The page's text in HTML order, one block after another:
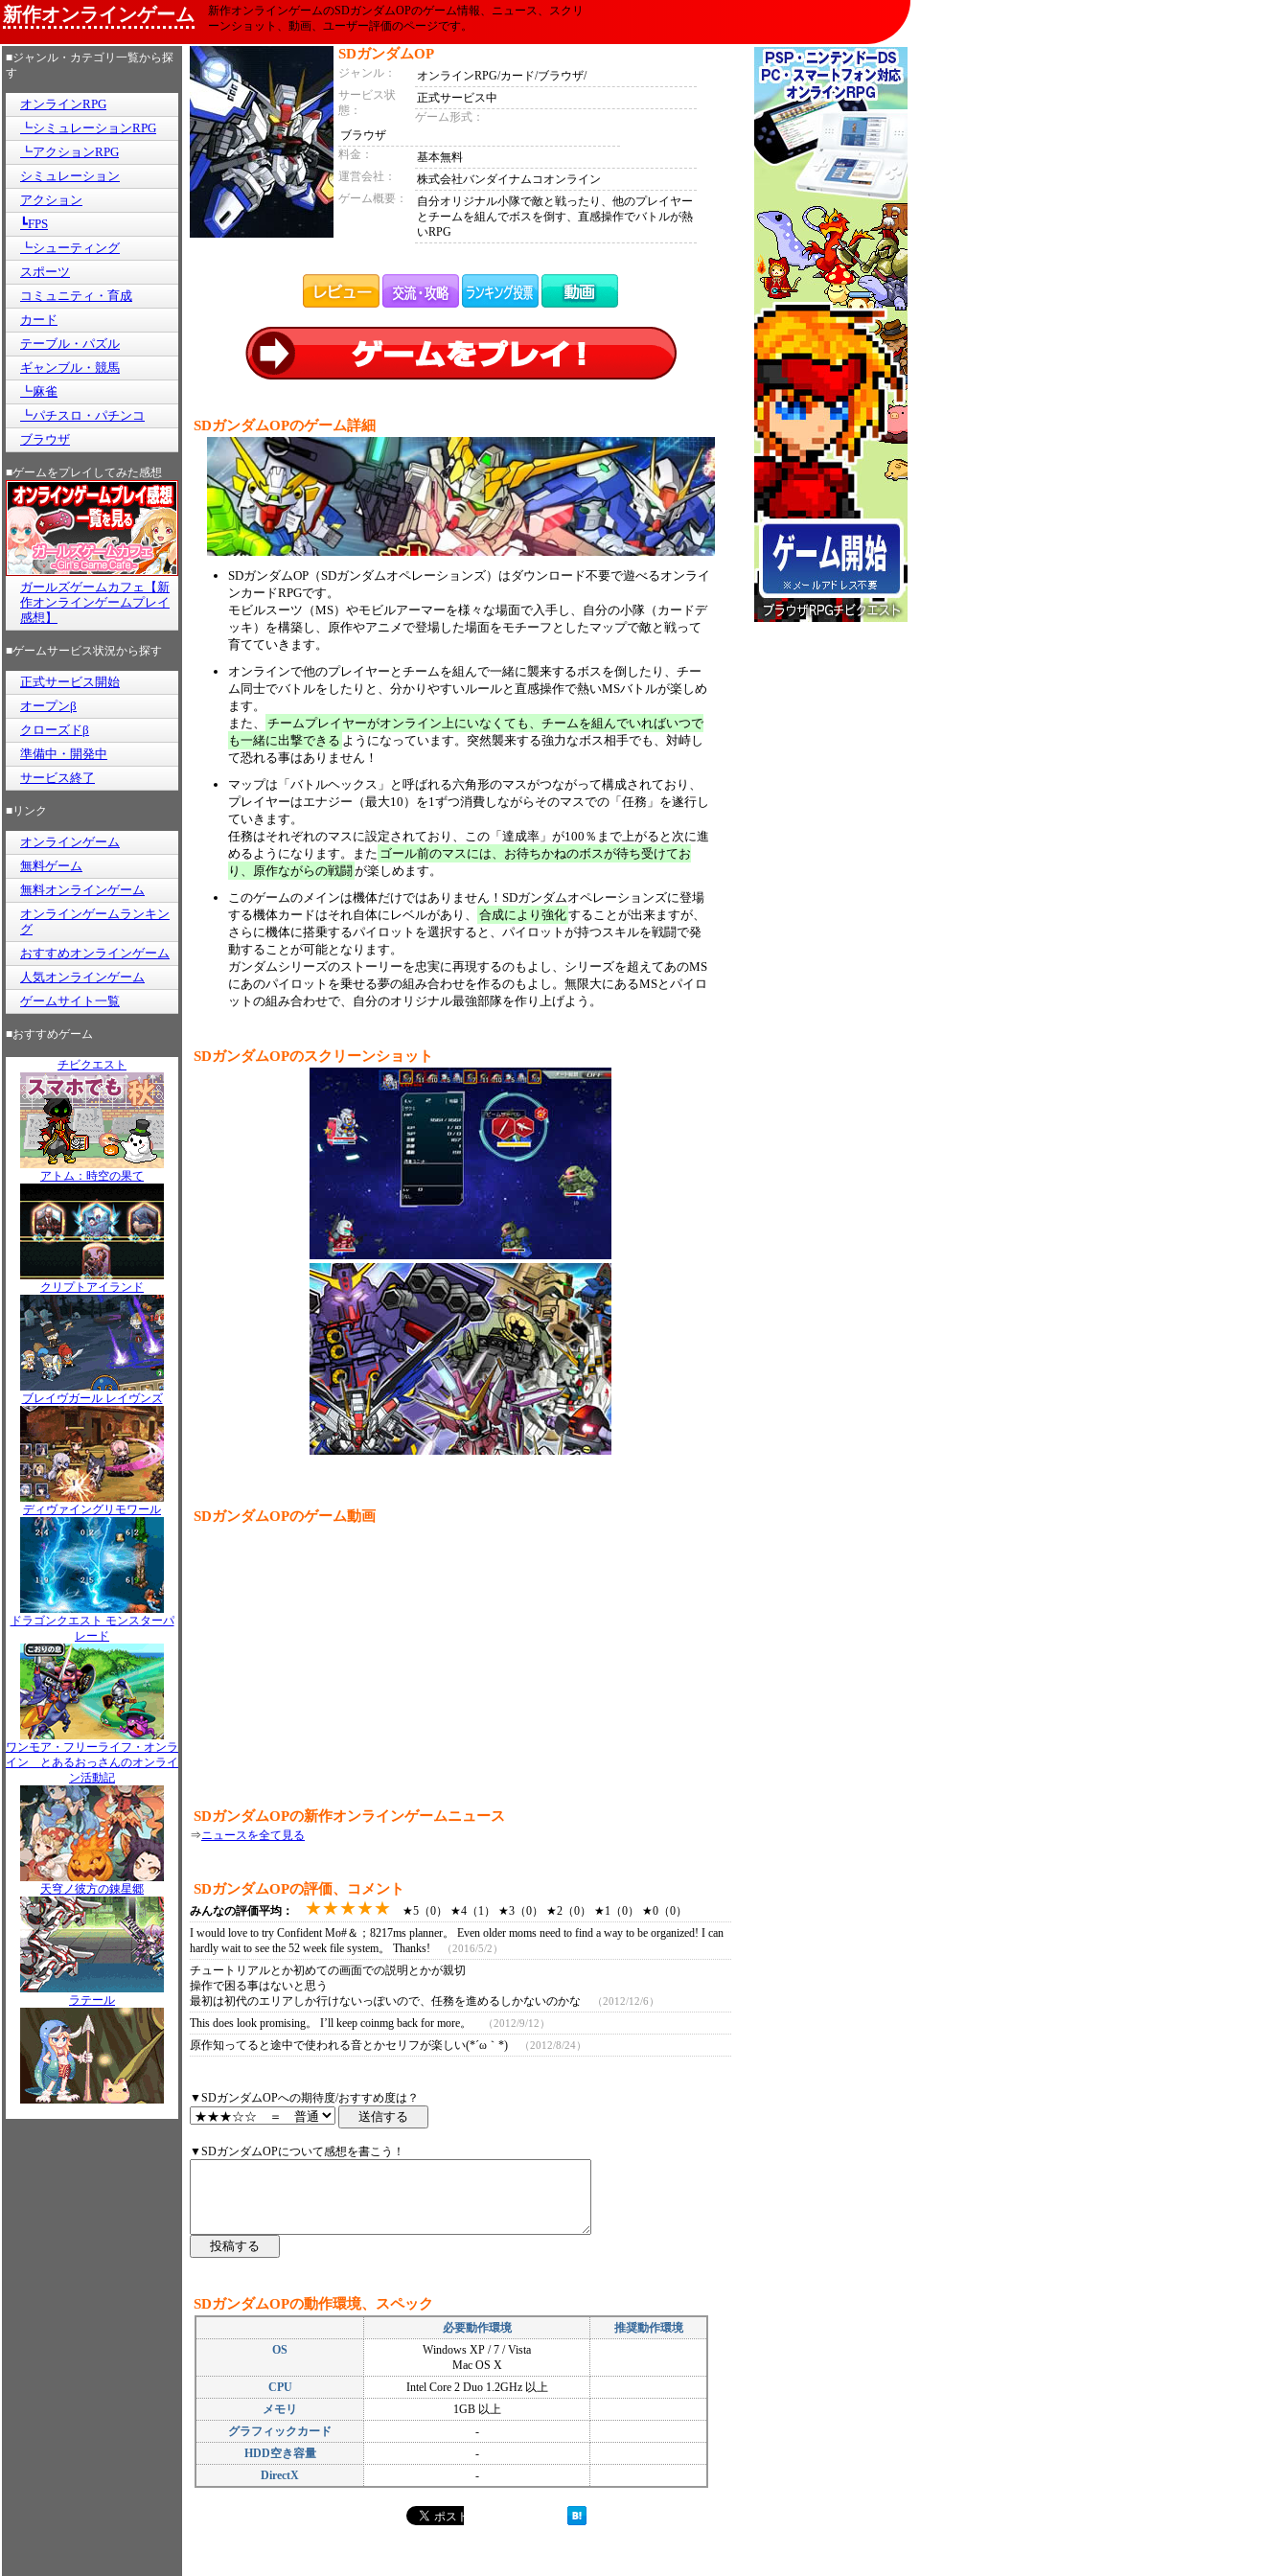
新作オンラインゲーム
新作オンラインゲームのSDガンダムOPのゲーム情報、ニュース、スクリ
ーンショット、動画、ユーザー評価のページです。
■ジャンル・カテゴリ一覧から探
す
オンラインRPG
┗シミュレーションRPG
┗アクションRPG
シミュレーション
アクション
┗FPS
┗シューティング
スポーツ
コミュニティ・育成
カード
テーブル・パズル
ギャンブル・競馬
┗麻雀
┗パチスロ・パチンコ
ブラウザ
■ゲームをプレイしてみた感想
ガールズゲームカフェ【新
作オンラインゲームプレイ
感想】
■ゲームサービス状況から探す
正式サービス開始
オープンβ
クローズドβ
準備中・開発中
サービス終了
■リンク
オンラインゲーム
無料ゲーム
無料オンラインゲーム
オンラインゲームランキン
グ
おすすめオンラインゲーム
人気オンラインゲーム
ゲームサイト一覧
■おすすめゲーム
チビクエスト
アトム：時空の果て
クリプトアイランド
ブレイヴガール レイヴンズ
ディヴァイングリモワール
ドラゴンクエスト モンスターパ
レード
ワンモア・フリーライフ・オンラ
イン とあるおっさんのオンライ
ン活動記
天穹ノ彼方の錬星郷
ラテール
SDガンダムOP
ジャンル：
オンラインRPG/カード/ブラウザ/
サービス状
態：
正式サービス中
ゲーム形式：
ブラウザ
料金：
基本無料
運営会社：
株式会社バンダイナムコオンライン
ゲーム概要：
自分オリジナル小隊で敵と戦ったり、他のプレイヤー
とチームを組んでボスを倒す、直感操作でバトルが熱
いRPG
SDガンダムOPのゲーム詳細
SDガンダムOP（SDガンダムオペレーションズ）はダウンロード不要で遊べるオンライ
ンカードRPGです。
モビルスーツ（MS）やモビルアーマーを様々な場面で入手し、自分の小隊（カードデ
ッキ）を構築し、原作やアニメで登場した場面をモチーフとしたマップで敵と戦って
育てていきます。
オンラインで他のプレイヤーとチームを組んで一緒に襲来するボスを倒したり、チー
ム同士でバトルをしたりと、分かりやすいルールと直感操作で熱いMSバトルが楽しめ
ます。
また、
チームプレイヤーがオンライン上にいなくても、チームを組んでいればいつで
も一緒に出撃できる ようになっています。突然襲来する強力なボス相手でも、対峙し
て恐れる事はありません！
マップは「バトルヘックス」と呼ばれる六角形のマスがつながって構成されており、
プレイヤーはエナジー（最大10）を1ずつ消費しながらそのマスでの「任務」を遂行し
ていきます。
任務はそれぞれのマスに設定されており、この「達成率」が100％まで上がると次に進
めるようになります。また ゴール前のマスには、お待ちかねのボスが待ち受けてお
り、原作ながらの戦闘 が楽しめます。
このゲームのメインは機体だけではありません！SDガンダムオペレーションズに登場
する機体カードはそれ自体にレベルがあり、
合成により強化することが出来ますが、
さらに機体に搭乗するパイロットを選択すると、パイロットが持つスキルを戦闘で発
動することが可能となります。
ガンダムシリーズのストーリーを忠実に再現するのもよし、シリーズを超えてあのMS
にあのパイロットを乗せる夢の組み合わせを作るのもよし。無限大にあるMSとパイロ
ットの組み合わせで、自分のオリジナル最強部隊を作り上げよう。
SDガンダムOPのスクリーンショット
SDガンダムOPのゲーム動画
SDガンダムOPの新作オンラインゲームニュース
⇒ニュースを全て見る
SDガンダムOPの評価、コメント
みんなの評価平均： ★★★★★ ★5（0） ★4（1） ★3（0） ★2（0） ★1（0） ★0（0）
I would love to try Confident Mo#＆；8217ms planner。 Even older moms need to find a way to be organized! I can
hardly wait to see the 52 week file system。 Thanks!
（2016/5/2）
チュートリアルとか初めての画面での説明とかが親切
操作で困る事はないと思う
最初は初代のエリアしか行けないっぽいので、任務を進めるしかないのかな
（2012/12/6）
This does look promising。 I’ll keep coinmg back for more。 （2012/9/12）
原作知ってると途中で使われる音とかセリフが楽しい(*´ω｀*) （2012/8/24）
▼SDガンダムOPへの期待度/おすすめ度は？
▼SDガンダムOPについて感想を書こう！
SDガンダムOPの動作環境、スペック
必要動作環境
推奨動作環境
OS
Windows XP / 7 / Vista
Mac OS X
CPU
Intel Core 2 Duo 1.2GHz 以上
メモリ
1GB 以上
グラフィックカード
-
HDD空き容量
-
DirectX
-